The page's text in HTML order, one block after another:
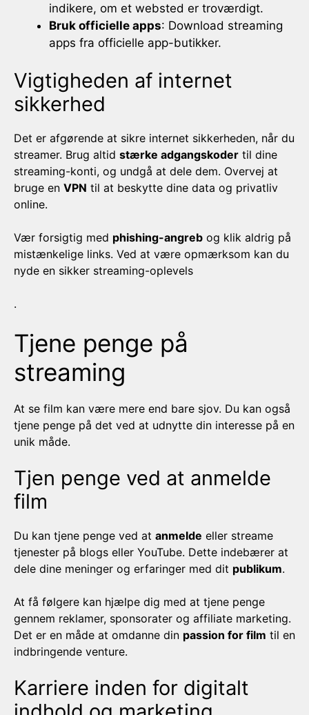
indikere, om et websted er troværdigt.
Bruk officielle apps: Download streaming
apps fra officielle app-butikker.
Vigtigheden af internet
sikkerhed
Det er afgørende at sikre internet sikkerheden, når du
streamer. Brug altid stærke adgangskoder til dine
streaming-konti, og undgå at dele dem. Overvej at
bruge en VPN til at beskytte dine data og privatliv
online.
Vær forsigtig med phishing-angreb og klik aldrig på
mistænkelige links. Ved at være opmærksom kan du
nyde en sikker streaming-oplevels
.
Tjene penge på
streaming
At se film kan være mere end bare sjov. Du kan også
tjene penge på det ved at udnytte din interesse på en
unik måde.
Tjen penge ved at anmelde
film
Du kan tjene penge ved at anmelde eller streame
tjenester på blogs eller YouTube. Dette indebærer at
dele dine meninger og erfaringer med dit publikum.
At få følgere kan hjælpe dig med at tjene penge
gennem reklamer, sponsorater og affiliate marketing.
Det er en måde at omdanne din passion for film til en
indbringende venture.
Karriere inden for digitalt